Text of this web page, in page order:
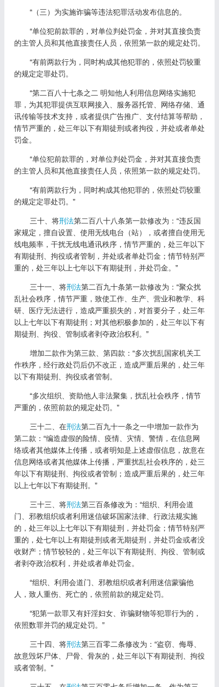
“（三）为实施诈骗等违法犯罪活动发布信息的。
“单位犯前款罪的，对单位判处罚金，并对其直接负责
的主管人员和其他直接责任人员，依照第一款的规定处罚。
“有前两款行为，同时构成其他犯罪的，依照处罚较重
的规定定罪处罚。
“第二百八十七条之二 明知他人利用信息网络实施犯
罪，为其犯罪提供互联网接入、服务器托管、网络存储、通
讯传输等技术支持，或者提供广告推广、支付结算等帮助，
情节严重的，处三年以下有期徒刑或者拘役，并处或者单处
罚金。
“单位犯前款罪的，对单位判处罚金，并对其直接负责
的主管人员和其他直接责任人员，依照第一款的规定处罚。
“有前两款行为，同时构成其他犯罪的，依照处罚较重
的规定定罪处罚。”
三十、将刑法第二百八十八条第一款修改为：“违反国
家规定，擅自设置、使用无线电台（站），或者擅自使用无
线电频率，干扰无线电通讯秩序，情节严重的，处三年以下
有期徒刑、拘役或者管制，并处或者单处罚金；情节特别严
重的，处三年以上七年以下有期徒刑，并处罚金。”
三十一、将刑法第二百九十条第一款修改为：“聚众扰
乱社会秩序，情节严重，致使工作、生产、营业和教学、科
研、医疗无法进行，造成严重损失的，对首要分子，处三年
以上七年以下有期徒刑；对其他积极参加的，处三年以下有
期徒刑、拘役、管制或者剥夺政治权利。”
增加二款作为第三款、第四款：“多次扰乱国家机关工
作秩序，经行政处罚后仍不改正，造成严重后果的，处三年
以下有期徒刑、拘役或者管制。
“多次组织、资助他人非法聚集，扰乱社会秩序，情节
严重的，依照前款的规定处罚。”
三十二、在刑法第二百九十一条之一中增加一款作为
第二款：“编造虚假的险情、疫情、灾情、警情，在信息网
络或者其他媒体上传播，或者明知是上述虚假信息，故意在
信息网络或者其他媒体上传播，严重扰乱社会秩序的，处三
年以下有期徒刑、拘役或者管制；造成严重后果的，处三年
以上七年以下有期徒刑。”
三十三、将刑法第三百条修改为：“组织、利用会道
门、邪教组织或者利用迷信破坏国家法律、行政法规实施
的，处三年以上七年以下有期徒刑，并处罚金；情节特别严
重的，处七年以上有期徒刑或者无期徒刑，并处罚金或者没
收财产；情节较轻的，处三年以下有期徒刑、拘役、管制或
者剥夺政治权利，并处或者单处罚金。
“组织、利用会道门、邪教组织或者利用迷信蒙骗他
人，致人重伤、死亡的，依照前款的规定处罚。
“犯第一款罪又有奸淫妇女、诈骗财物等犯罪行为的，
依照数罪并罚的规定处罚。”
三十四、将刑法第三百零二条修改为：“盗窃、侮辱、
故意毁坏尸体、尸骨、骨灰的，处三年以下有期徒刑、拘役
或者管制。”